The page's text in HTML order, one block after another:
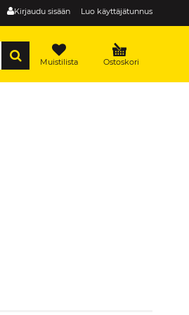
Kirjaudu sisään Luo käyttäjätunnus
Ostoskori
Muistilista